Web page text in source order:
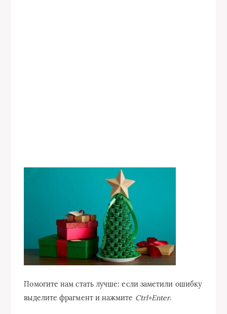
Помогите нам стать лучше: если заметили ошибку
выделите фрагмент и нажмите Ctrl+Enter.